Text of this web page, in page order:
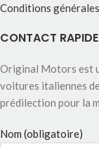
Conditions
CONTACT RAPIDE
Original Motors est
voitures italiennes
prédilection pour la
Nom (obligatoire)